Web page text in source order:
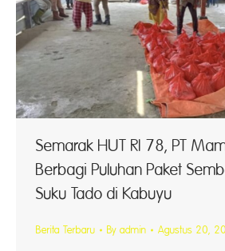
Semarak HUT RI 78, PT
Berbagi Puluhan Paket
Suku Tado di Kabuyu
Berita Terbaru By admin Agustus 20,